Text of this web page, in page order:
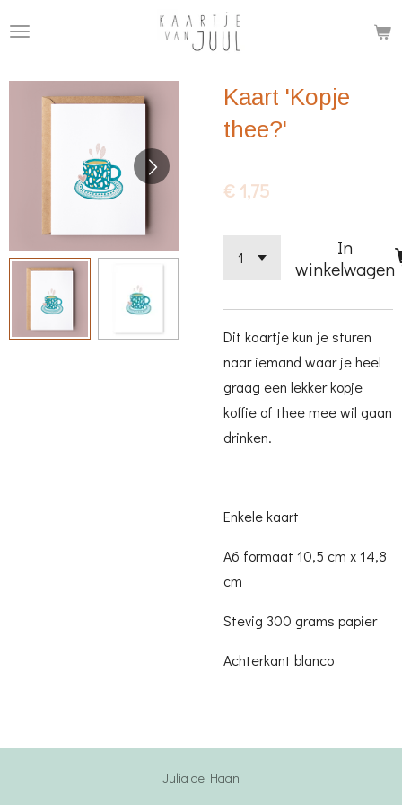
Kaart 'Kopje
thee?'
€ 1,75
In
winkelwagen
Dit kaartje kun je sturen
naar iemand waar je heel
graag een lekker kopje
koffie of thee mee wil gaan
drinken.
Enkele kaart
A6 formaat 10,5 cm x 14,8
cm
Stevig 300 grams papier
Achterkant blanco
Julia de Haan